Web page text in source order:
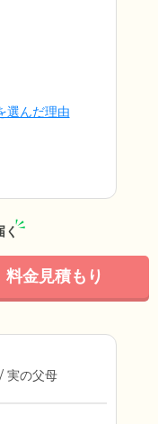
選んだ理由
く
料金見積もり
実の父母